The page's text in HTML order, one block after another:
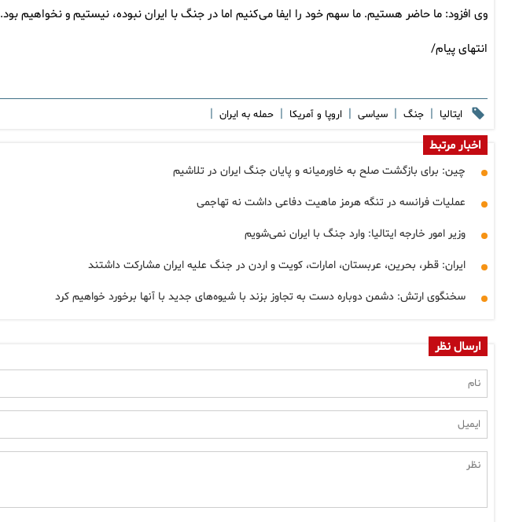
وی افزود: ما حاضر هستیم. ما سهم خود را ایفا می‌کنیم اما در جنگ با ایران نبوده، نیستیم و نخواهیم بود.
انتهای پیام/
ایتالیا | جنگ | سیاسی | اروپا و آمریکا | حمله به ایران |
اخبار مرتبط
چین: برای بازگشت صلح به خاورمیانه و پایان جنگ ایران در تلاشیم
عملیات فرانسه در تنگه هرمز ماهیت دفاعی داشت نه تهاجمی
وزیر امور خارجه ایتالیا: وارد جنگ با ایران نمی‌شویم
ایران: قطر، بحرین، عربستان، امارات، کویت و اردن در جنگ علیه ایران مشارکت داشتند
سخنگوی ارتش: دشمن دوباره دست به تجاوز بزند با شیوه‌های جدید با آنها برخورد خواهیم کرد
ارسال نظر